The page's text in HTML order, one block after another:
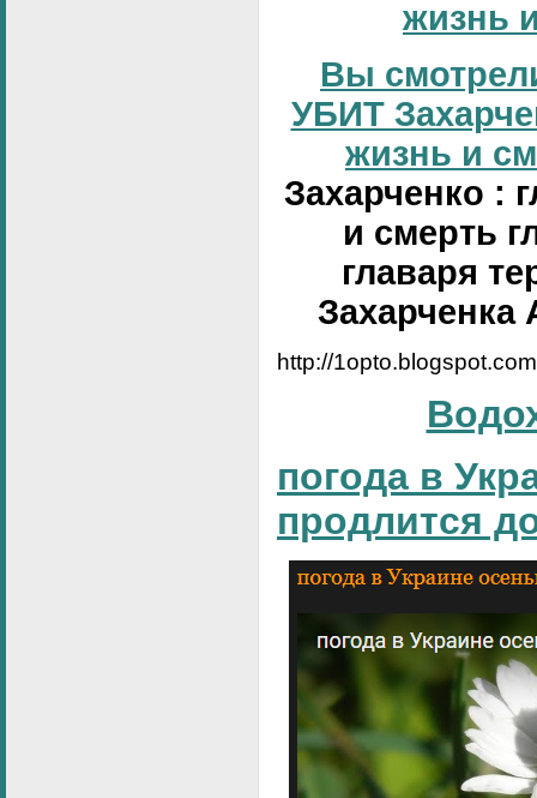
жизнь
Вы
УБИТ
жизнь и
Захарченко :
и смерть
главаря
Захарченка
http://
погода в
продлится